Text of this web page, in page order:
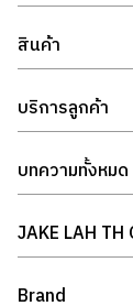
สินค้า
บริการลูกค้า
บทความทั้งหมด
JAKE LAH TH
Brand